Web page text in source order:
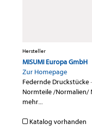
Hersteller
MISUMI Europa GmbH
Zur Homepage
Federnde Druckstücke·
Normteile /Normalien/
mehr...
Katalog vorhanden